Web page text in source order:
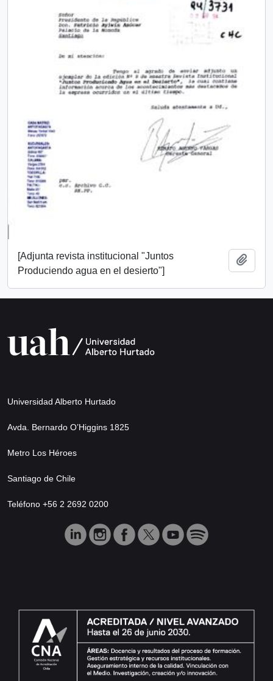
[Adjunta revista institucional "Juntos
Produciendo agua en el desierto"]
Universidad Alberto Hurtado
Avda. Bernardo O’Higgins 1825
Metro Los Héroes
Santiago de Chile
Teléfono +56 2 2692 0200